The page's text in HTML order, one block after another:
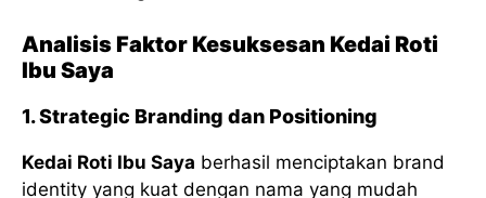
Analisis Faktor Kesuksesan Kedai Roti
Ibu Saya
1. Strategic Branding dan Positioning
Kedai Roti Ibu Saya berhasil menciptakan brand
identity yang kuat dengan nama yang mudah